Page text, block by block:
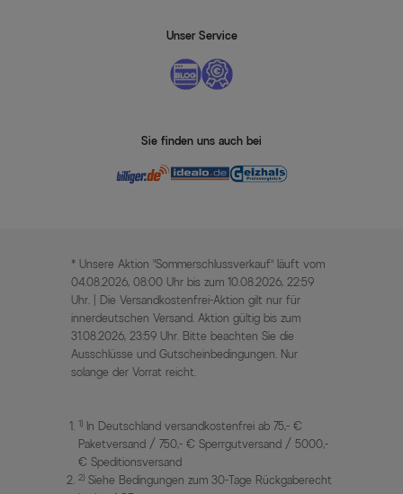
Unser Service
Sie finden uns auch bei
* Unsere Aktion „Sommerschlussverkauf“ läuft vom
04.08.2026, 08:00 Uhr bis zum 10.08.2026, 22:59
Uhr. | Die Versandkostenfrei-Aktion gilt nur für
innerdeutschen Versand. Aktion gültig bis zum
31.08.2026, 23:59 Uhr. Bitte beachten Sie die
Ausschlüsse und Gutscheinbedingungen. Nur
solange der Vorrat reicht.
1) In Deutschland versandkostenfrei ab 75,- €
Paketversand / 750,- € Sperrgutversand / 5000,-
€ Speditionsversand
2) Siehe Bedingungen zum 30-Tage Rückgaberecht